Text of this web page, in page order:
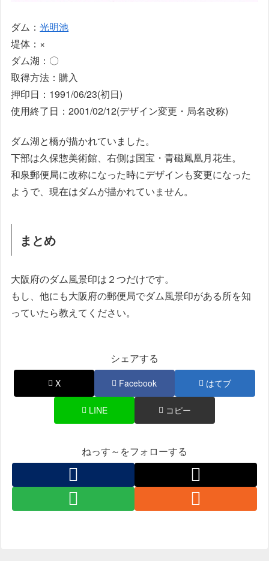
ダム：光明池
堤体：×
ダム湖：〇
取得方法：購入
押印日：1991/06/23(初日)
使用終了日：2001/02/12(デザイン変更・局名改称)
ダム湖と橋が描かれていました。
下部は久保惣美術館、右側は国宝・青磁鳳凰月花生。
和泉郵便局に改称になった時にデザインも変更になった
ようで、現在はダムが描かれていません。
まとめ
大阪府のダム風景印は２つだけです。
もし、他にも大阪府の郵便局でダム風景印がある所を知
っていたら教えてください。
シェアする
X Facebook はてブ
LINE コピー
ねっす～をフォローする